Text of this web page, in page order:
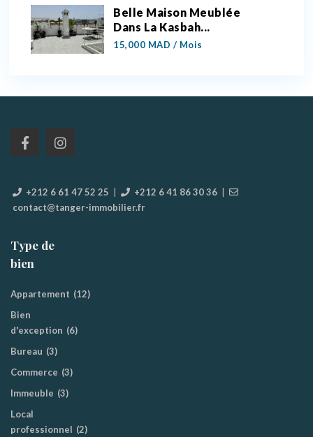
Belle Maison Meublée
Dans La Kasbah...
15,000 MAD / Mois
+212 6 61 47 52 25 +212 6 41 86 30 36
contact@tanger-immobilier.fr
Type de
bien
Appartement (12)
Bien
d'exception (6)
Bureau (3)
Commerce (3)
Immeuble (3)
Local
professionnel (2)